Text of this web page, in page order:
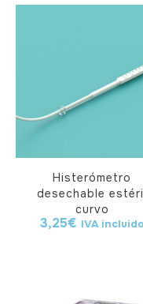
Histerómetro
desechable
curvo
3,25€ IVA incluido